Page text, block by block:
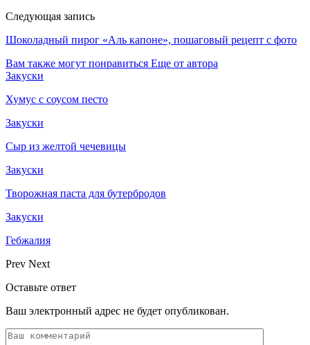
Следующая запись
Шоколадный пирог «Аль капоне», пошаговый рецепт с фото
Вам также могут понравиться Еще от автора
Закуски
Хумус с соусом песто
Закуски
Сыр из желтой чечевицы
Закуски
Творожная паста для бутербродов
Закуски
Гебжалия
Prev Next
Оставьте ответ
Ваш электронный адрес не будет опубликован.